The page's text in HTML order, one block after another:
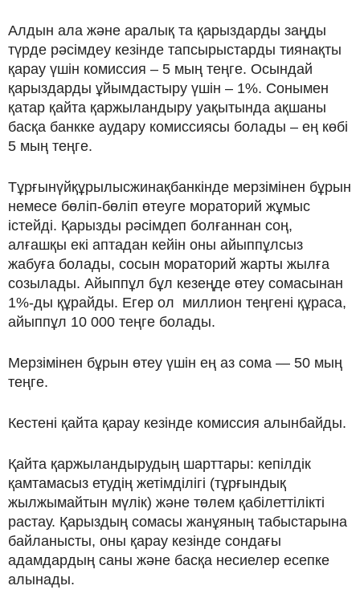
Алдын ала және аралық та қарыздарды заңды
түрде рәсімдеу кезінде тапсырыстарды тиянақты
қарау үшін комиссия – 5 мың теңге. Осындай
қарыздарды ұйымдастыру үшін – 1%. Сонымен
қатар қайта қаржыландыру уақытында ақшаны
басқа банкке аудару комиссиясы болады – ең көбі
5 мың теңге.
Тұрғынүйқұрылысжинақбанкінде мерзімінен бұрын
немесе бөліп-бөліп өтеуге мораторий жұмыс
істейді. Қарызды рәсімдеп болғаннан соң,
алғашқы екі аптадан кейін оны айыппұлсыз
жабуға болады, сосын мораторий жарты жылға
созылады. Айыппұл бұл кезеңде өтеу сомасынан
1%-ды құрайды. Егер ол миллион теңгені құраса,
айыппұл 10 000 теңге болады.
Мерзімінен бұрын өтеу үшін ең аз сома — 50 мың
теңге.
Кестені қайта қарау кезінде комиссия алынбайды.
Қайта қаржыландырудың шарттары: кепілдік
қамтамасыз етудің жетімділігі (тұрғындық
жылжымайтын мүлік) және төлем қабілеттілікті
растау. Қарыздың сомасы жанұяның табыстарына
байланысты, оны қарау кезінде сондағы
адамдардың саны және басқа несиелер есепке
алынады.